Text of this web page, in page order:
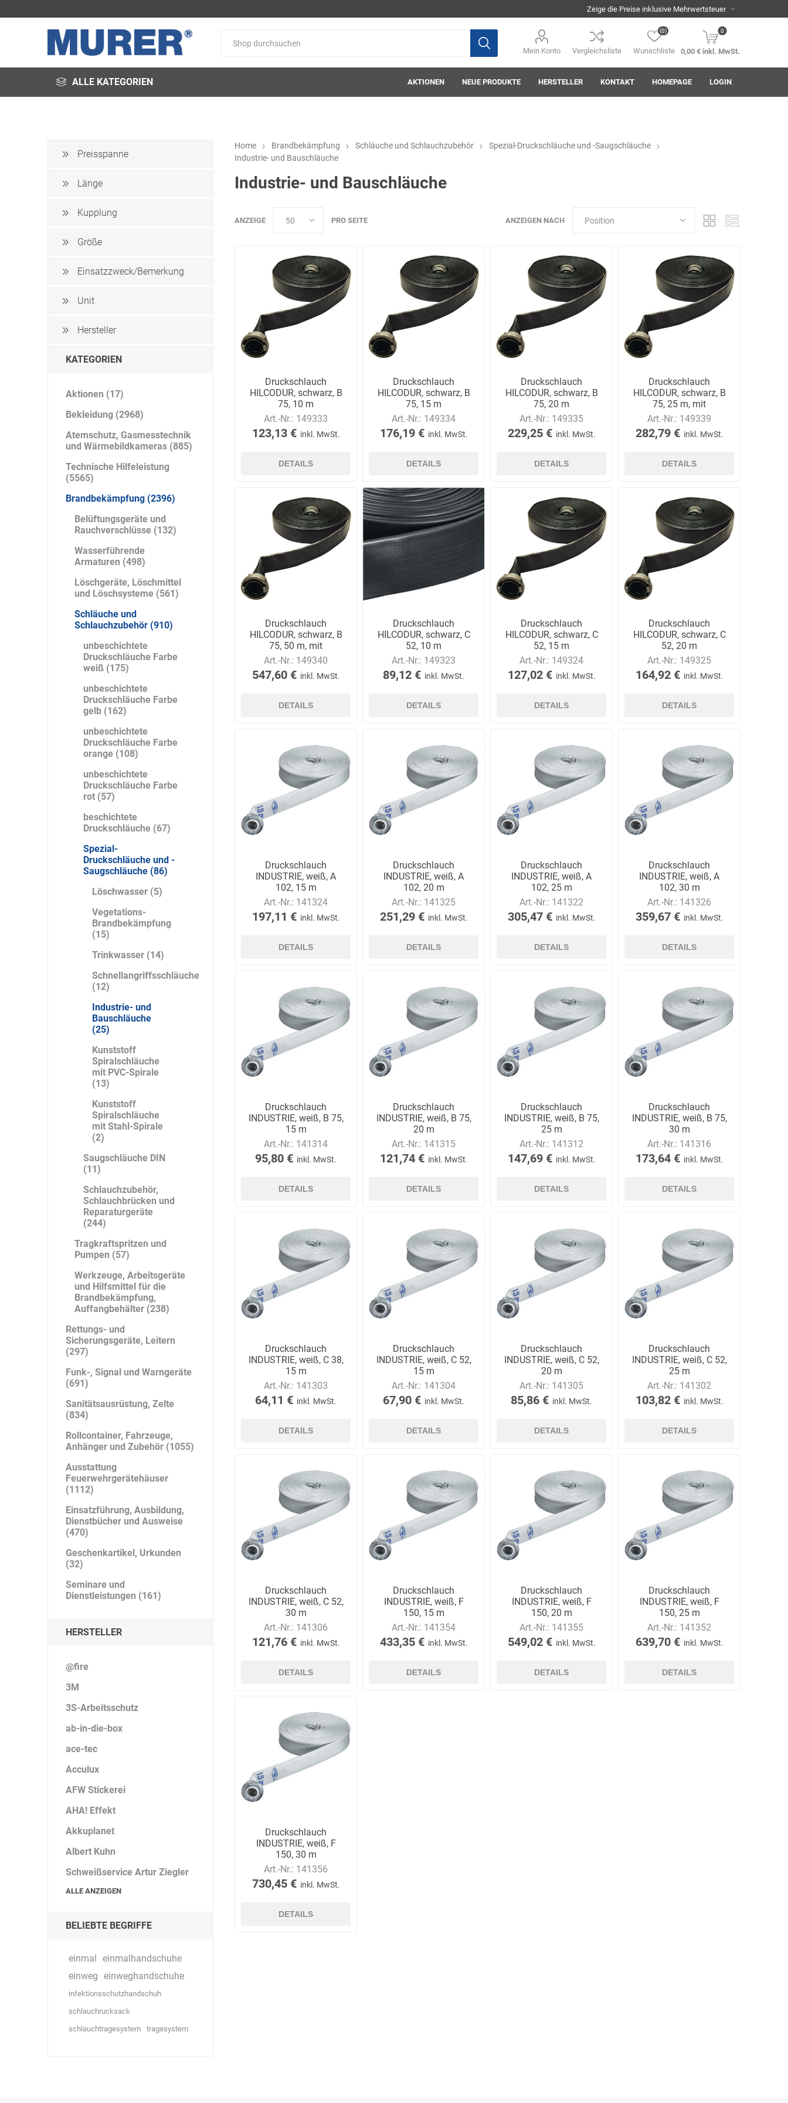
Mein Konto Vergleichsliste Wunschliste
(0) 0
0,00 € inkl. MwSt.
ALLE KATEGORIEN AKTIONEN NEUE PRODUKTE HERSTELLER
Arbeitsschutz
Asatex
ASM
Schulungen
automess Axcom Bandelin BartelsRieger
Beal Bender Beos Bieri
Arbeitsschutz
Big Fire (B. S.
Belüftungs-
GmbH)
Binder Bioex
Boorberg BOS-Tec BOSCH
BrandschutztechnikBrandschutztechnik
Müller
BST
Brandschutztechnik
Bücking
Buhl Bunkowski Büttner camp
Care
Construction
Cemo
Cer112 contradis CRANE® Deiss Der Klassiker Der Klassiker DermaPurge
DIEFLEX Dietrich & Co.
Dirk van de
Renne
Disco Bed Domeyer
Dr.
Schumacher
Dräger
Ware
DSB Deutsche
ecovent ELC
ELECTRO-
MATION
elektron
KONTAKT HOMEPAGE LOGIN
Home Brandbekämpfung Schläuche und Schlauchzubehör
Spezial-Druckschläuche und -Saugschläuche
Industrie- und Bauschläuche
Industrie- und Bauschläuche
ANZEIGEN NACH
ANZEIGE PRO SEITE
Druckschlauch
HILCODUR, schwarz, B
75, 10 m
Art.-Nr.: 149333
123,13 € inkl. MwSt.
DETAILS
Druckschlauch
HILCODUR, schwarz, B
75, 15 m
Art.-Nr.: 149334
176,19 € inkl. MwSt.
DETAILS
Druckschlauch
HILCODUR, schwarz, B
75, 20 m
Art.-Nr.: 149335
229,25 € inkl. MwSt.
DETAILS
Druckschlauch
HILCODUR, schwarz, B
75, 25 m, mit
Kupplungen
Art.-Nr.: 149339
282,79 € inkl. MwSt.
DETAILS
Druckschlauch
HILCODUR, schwarz, B
75, 50 m, mit
Kupplungen
Art.-Nr.: 149340
547,60 € inkl. MwSt.
DETAILS
Druckschlauch
HILCODUR, schwarz, C
52, 10 m
Art.-Nr.: 149323
89,12 € inkl. MwSt.
DETAILS
Druckschlauch
HILCODUR, schwarz, C
52, 15 m
Art.-Nr.: 149324
127,02 € inkl. MwSt.
DETAILS
Druckschlauch
HILCODUR, schwarz, C
52, 20 m
Art.-Nr.: 149325
164,92 € inkl. MwSt.
DETAILS
Druckschlauch
INDUSTRIE, weiß, A
102, 15 m
Art.-Nr.: 141324
197,11 € inkl. MwSt.
DETAILS
Druckschlauch
INDUSTRIE, weiß, A
102, 20 m
Art.-Nr.: 141325
251,29 € inkl. MwSt.
DETAILS
Druckschlauch
INDUSTRIE, weiß, A
102, 25 m
Art.-Nr.: 141322
305,47 € inkl. MwSt.
DETAILS
Druckschlauch
INDUSTRIE, weiß, A
102, 30 m
Art.-Nr.: 141326
359,67 € inkl. MwSt.
DETAILS
Druckschlauch
INDUSTRIE, weiß, B 75,
15 m
Art.-Nr.: 141314
95,80 € inkl. MwSt.
DETAILS
Druckschlauch
INDUSTRIE, weiß, B 75,
20 m
Art.-Nr.: 141315
121,74 € inkl. MwSt.
DETAILS
Druckschlauch
INDUSTRIE, weiß, B 75,
25 m
Art.-Nr.: 141312
147,69 € inkl. MwSt.
DETAILS
Druckschlauch
INDUSTRIE, weiß, B 75,
30 m
Art.-Nr.: 141316
173,64 € inkl. MwSt.
DETAILS
Druckschlauch
INDUSTRIE, weiß, C 38,
15 m
Art.-Nr.: 141303
64,11 € inkl. MwSt.
DETAILS
Druckschlauch
INDUSTRIE, weiß, C 52,
15 m
Art.-Nr.: 141304
67,90 € inkl. MwSt.
DETAILS
Druckschlauch
INDUSTRIE, weiß, C 52,
20 m
Art.-Nr.: 141305
85,86 € inkl. MwSt.
DETAILS
Druckschlauch
INDUSTRIE, weiß, C 52,
25 m
Art.-Nr.: 141302
103,82 € inkl. MwSt.
DETAILS
Druckschlauch
INDUSTRIE, weiß, C 52,
30 m
Art.-Nr.: 141306
121,76 € inkl. MwSt.
DETAILS
Druckschlauch
INDUSTRIE, weiß, F
150, 15 m
Art.-Nr.: 141354
433,35 € inkl. MwSt.
DETAILS
Druckschlauch
INDUSTRIE, weiß, F
150, 20 m
Art.-Nr.: 141355
549,02 € inkl. MwSt.
DETAILS
Druckschlauch
INDUSTRIE, weiß, F
150, 25 m
Art.-Nr.: 141352
639,70 € inkl. MwSt.
DETAILS
Druckschlauch
INDUSTRIE, weiß, F
150, 30 m
Art.-Nr.: 141356
730,45 € inkl. MwSt.
DETAILS
Preisspanne
Länge
Kupplung
Größe
Einsatzzweck/Bemerkung
Unit
Hersteller
KATEGORIEN
Aktionen (17)
Bekleidung (2968)
Atemschutz, Gasmesstechnik
und Wärmebildkameras (885)
Technische Hilfeleistung
(5565)
Brandbekämpfung (2396)
Belüftungsgeräte und
Rauchverschlüsse (132)
Wasserführende
Armaturen (498)
Löschgeräte, Löschmittel
und Löschsysteme (561)
Schläuche und
Schlauchzubehör (910)
unbeschichtete
Druckschläuche Farbe
weiß (175)
unbeschichtete
Druckschläuche Farbe
gelb (162)
unbeschichtete
Druckschläuche Farbe
orange (108)
unbeschichtete
Druckschläuche Farbe
rot (57)
beschichtete
Druckschläuche (67)
Spezial-
Druckschläuche und -
Saugschläuche (86)
Löschwasser (5)
Vegetations-
Brandbekämpfung
(15)
Trinkwasser (14)
Schnellangriffsschläuche
(12)
Industrie- und
Bauschläuche
(25)
Kunststoff
Spiralschläuche
mit PVC-Spirale
(13)
Kunststoff
Spiralschläuche
mit Stahl-Spirale
(2)
Saugschläuche DIN
(11)
Schlauchzubehör,
Schlauchbrücken und
Reparaturgeräte
(244)
Tragkraftspritzen und
Pumpen (57)
Werkzeuge, Arbeitsgeräte
und Hilfsmittel für die
Brandbekämpfung,
Auffangbehälter (238)
Rettungs- und
Sicherungsgeräte, Leitern
(297)
Funk-, Signal und Warngeräte
(691)
Sanitätsausrüstung, Zelte
(834)
Rollcontainer, Fahrzeuge,
Anhänger und Zubehör (1055)
Ausstattung
Feuerwehrgerätehäuser
(1112)
Einsatzführung, Ausbildung,
Dienstbücher und Ausweise
(470)
Geschenkartikel, Urkunden
(32)
Seminare und
Dienstleistungen (161)
HERSTELLER
@fire
3M
3S-Arbeitsschutz
ab-in-die-box
ace-tec
Acculux
AFW Stickerei
AHA! Effekt
Akkuplanet
Albert Kuhn
Schweißservice Artur Ziegler
ALLE ANZEIGEN
BELIEBTE BEGRIFFE
einmal einmalhandschuhe
einweg einweghandschuhe
infektionsschutzhandschuh
schlauchrucksack
schlauchtragesystem
tragesystem